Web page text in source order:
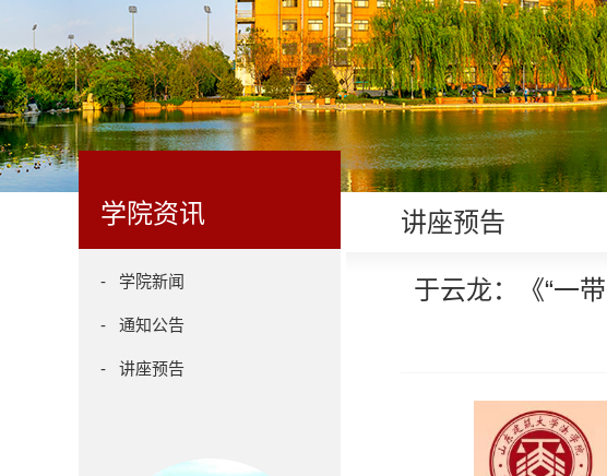
学院资讯
- 学院新闻
- 通知公告
- 讲座预告
讲座预告
于云龙：《“一